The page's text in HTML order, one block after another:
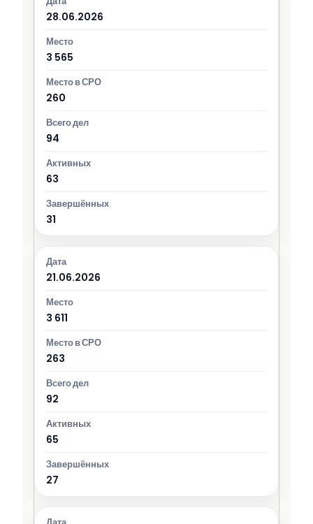
28.06.2026
3 565
260
94
63
31
21.06.2026
3 611
263
92
65
27